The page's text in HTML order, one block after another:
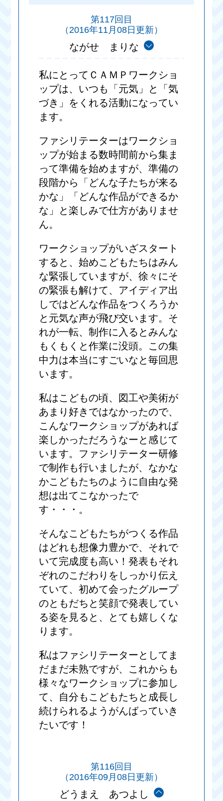
第117回目
（2016年11月08日更新）
ながせ まりな
私にとってＣＡＭＰワークショ
ップは、いつも「元気」と「気
づき」をくれる活動になってい
ます。
ファシリテーターはワークショ
ップが始まる数時間前から集ま
って準備を始めますが、準備の
段階から「どんな子たちが来る
かな」「どんな作品ができるか
な」と楽しみで仕方がありませ
ん。
ワークショップがいざスタート
すると、始めこどもたちはみん
な緊張していますが、徐々にそ
の緊張も解けて、アイディア出
しではどんな作品をつくろうか
と元気な声が飛び交います。そ
れが一転、制作に入るとみんな
もくもくと作業に没頭。この集
中力は本当にすごいなと毎回思
います。
私はこどもの頃、図工や美術が
あまり好きではなかったので、
こんなワークショップがあれば
楽しかっただろうなーと感じて
います。ファシリテーター研修
で制作も行いましたが、なかな
かこどもたちのように自由な発
想は出てこなかったで
す・・・。
そんなこどもたちがつくる作品
はどれも想像力豊かで、それで
いて完成度も高い！発表もそれ
ぞれのこだわりをしっかり伝え
ていて、初めて会ったグループ
のともだちと笑顔で発表してい
る姿を見ると、とても嬉しくな
ります。
私はファシリテーターとしてま
だまだ未熟ですが、これからも
様々なワークショップに参加し
て、自分もこどもたちと成長し
続けられるようがんばっていき
たいです！
第116回目
（2016年09月08日更新）
どうまえ あつよし